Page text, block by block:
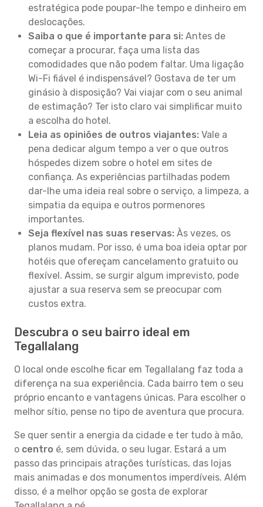
estratégica pode poupar-lhe tempo e dinheiro em
deslocações.
Saiba o que é importante para si: Antes de
começar a procurar, faça uma lista das
comodidades que não podem faltar. Uma ligação
Wi-Fi fiável é indispensável? Gostava de ter um
ginásio à disposição? Vai viajar com o seu animal
de estimação? Ter isto claro vai simplificar muito
a escolha do hotel.
Leia as opiniões de outros viajantes: Vale a
pena dedicar algum tempo a ver o que outros
hóspedes dizem sobre o hotel em sites de
confiança. As experiências partilhadas podem
dar-lhe uma ideia real sobre o serviço, a limpeza, a
simpatia da equipa e outros pormenores
importantes.
Seja flexível nas suas reservas: Às vezes, os
planos mudam. Por isso, é uma boa ideia optar por
hotéis que ofereçam cancelamento gratuito ou
flexível. Assim, se surgir algum imprevisto, pode
ajustar a sua reserva sem se preocupar com
custos extra.
Descubra o seu bairro ideal em
Tegallalang
O local onde escolhe ficar em Tegallalang faz toda a
diferença na sua experiência. Cada bairro tem o seu
próprio encanto e vantagens únicas. Para escolher o
melhor sítio, pense no tipo de aventura que procura.
Se quer sentir a energia da cidade e ter tudo à mão,
o centro é, sem dúvida, o seu lugar. Estará a um
passo das principais atrações turísticas, das lojas
mais animadas e dos monumentos imperdíveis. Além
disso, é a melhor opção se gosta de explorar